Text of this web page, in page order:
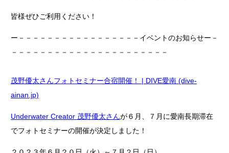
皆様ぜひご利用ください！
ー－－－－－－－－－－－－－－－－－イベントのお知らせー－
－－－－－－－－－－－－－－－－－－－－－－
茂野優太さんフォトセミナー合宿開催！ | DIVE愛南 (dive-
ainan.jp)
Underwater Creator 茂野優太さんが６月、７月に愛南長期滞在
でフォトセミナーの開催が決定しました！